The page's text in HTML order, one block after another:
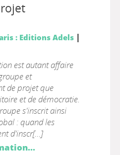
: Editions Adels|
est autant affaire
et
de projet que
et de démocratie.
s'inscrit ainsi
: quand les
d'inscr[...]